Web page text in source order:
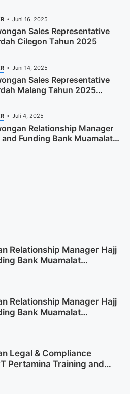
Juni 16, 2025
Sales Representative
Cilegon Tahun 2025
Juni 14, 2025
Sales Representative
Malang Tahun 2025
Juli 4, 2025
Relationship Manager
and Funding Bank Muamalat
Relationship Manager Hajj
Bank Muamalat
Relationship Manager Hajj
Bank Muamalat
Legal & Compliance
Pertamina Training and